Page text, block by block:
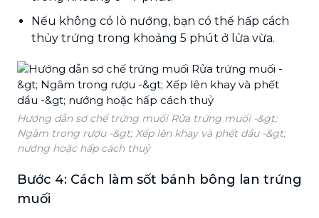
Nếu không có lò nướng, bạn có thể hấp cách
thủy trứng trong khoảng 5 phút ở lửa vừa.
Hướng dẫn sơ chế trứng muối Rửa trứng muối -&gt;
Ngâm trong rượu -&gt; Xếp lên khay và phết dầu -&gt;
nướng hoặc hấp cách thuỷ
Bước 4: Cách làm sốt bánh bông lan trứng
muối